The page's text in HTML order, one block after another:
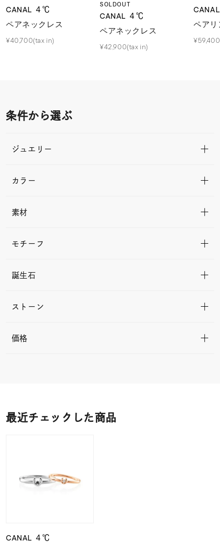
CANAL ４℃
ペアネックレス
¥40,700(tax in)
SOLDOUT
CANAL ４℃
ペアネックレス
¥42,900(tax in)
ペア
条件から選ぶ
ジュエリー
カラー
素材
モチーフ
誕生石
ストーン
価格
最近チェックした商品
CANAL ４℃